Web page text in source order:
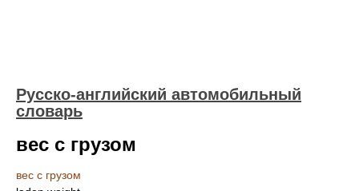
Русско-английский автомобильный
словарь
вес с грузом
вес с грузом